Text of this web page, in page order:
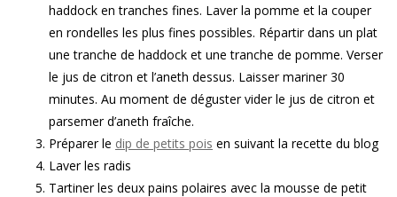
haddock en tranches fines. Laver la pomme et la couper
en rondelles les plus fines possibles. Répartir dans un plat
une tranche de haddock et une tranche de pomme. Verser
le jus de citron et l’aneth dessus. Laisser mariner 30
minutes. Au moment de déguster vider le jus de citron et
parsemer d’aneth fraîche.
Préparer le dip de petits pois en suivant la recette du blog
Laver les radis
Tartiner les deux pains polaires avec la mousse de petit